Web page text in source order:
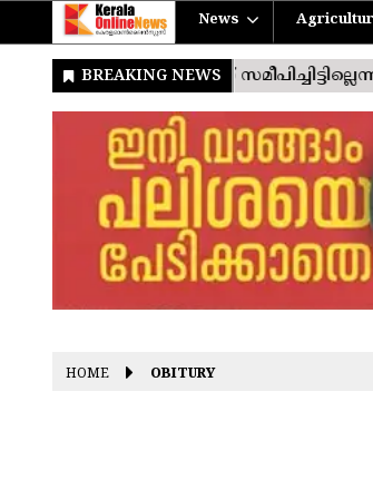
News
HOME OBITURY